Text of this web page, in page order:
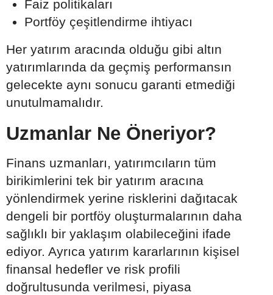
Faiz politikaları
Portföy çeşitlendirme ihtiyacı
Her yatırım aracında olduğu gibi altın
yatırımlarında da geçmiş performansın
gelecekte aynı sonucu garanti etmediği
unutulmamalıdır.
Uzmanlar Ne Öneriyor?
Finans uzmanları, yatırımcıların tüm
birikimlerini tek bir yatırım aracına
yönlendirmek yerine risklerini dağıtacak
dengeli bir portföy oluşturmalarının daha
sağlıklı bir yaklaşım olabileceğini ifade
ediyor. Ayrıca yatırım kararlarının kişisel
finansal hedefler ve risk profili
doğrultusunda verilmesi, piyasa